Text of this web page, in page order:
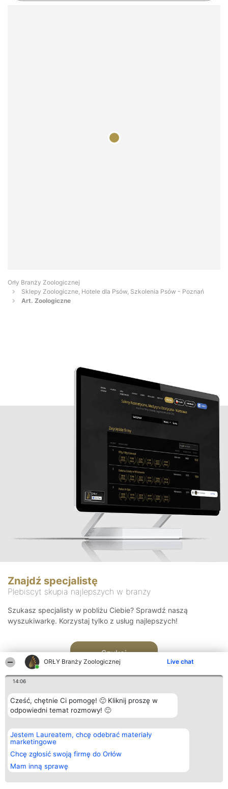
ORŁY Branży Zoologicznej Live chat
14:06
Cześć, chętnie Ci pomogę! 🙂 Kliknij proszę w
odpowiedni temat rozmowy! 🙂
Jestem Laureatem, chcę odebrać materiały
marketingowe
Chcę zgłosić swoją firmę do Orłów
Mam inną sprawę
Orły Branży Zoologicznej
Sklepy Zoologiczne, Hotele dla Psów, Szkolenia Psów - Poznań
Art. Zoologiczne
Znajdź specjalistę
Plebiscyt skupia najlepszych w branży
Szukasz specjalisty w pobliżu Ciebie? Sprawdź naszą
wyszukiwarkę. Korzystaj tylko z usług najlepszych!
Szukaj
Organizator plebiscytu
Bright Side Solutions sp. z o.
o. sp. k.
ul. Ruska 22
Wrocław 50-079
KRS 0000749100 | Regon
381313360 | NIP 8943132676
Plebiscyt
Laureaci
wszystkich
Laureatów
Regulamin
Kontakt
Kontakt